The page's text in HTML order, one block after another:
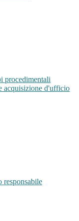
procedimentali
acquisizione d'ufficio